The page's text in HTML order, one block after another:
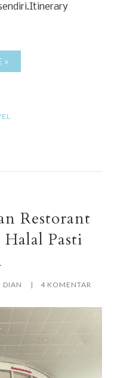
»
Restorant
Halal Pasti
DIAN 4 KOMENTAR